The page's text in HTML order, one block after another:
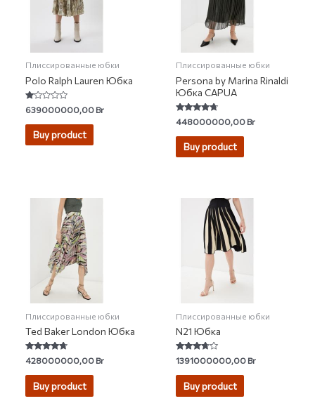
Плиссированные юбки
Polo Ralph Lauren Юбка
Rated
1.00
out
639000000,00Br
Buy product
Плиссированные юбки
Persona by Marina Rinaldi
Юбка CAPUA
Rated
4.50
out of 5
448000000,00Br
Buy product
Плиссированные юбки
Ted Baker London Юбка
Rated
4.50
out of 5
428000000,00Br
Buy product
Плиссированные юбки
N21 Юбка
Rated
3.50
out of 5
1391000000,00Br
Buy product